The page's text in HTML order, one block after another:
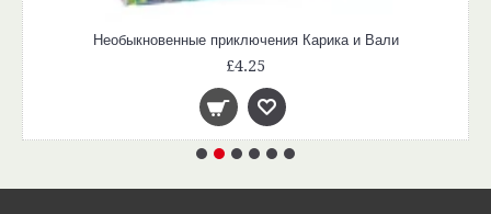
Необыкновенные приключения Карика и Вали
£4.25